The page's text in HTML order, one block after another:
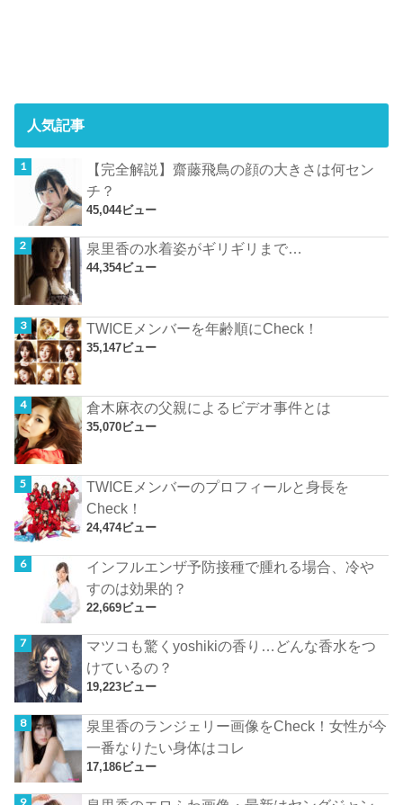
人気記事
【完全解説】齋藤飛鳥の顔の大きさは何セン
チ？
45,044ビュー
泉里香の水着姿がギリギリまで…
44,354ビュー
TWICEメンバーを年齢順にCheck！
35,147ビュー
倉木麻衣の父親によるビデオ事件とは
35,070ビュー
TWICEメンバーのプロフィールと身長を
Check！
24,474ビュー
インフルエンザ予防接種で腫れる場合、冷や
すのは効果的？
22,669ビュー
マツコも驚くyoshikiの香り…どんな香水をつ
けているの？
19,223ビュー
泉里香のランジェリー画像をCheck！女性が今
一番なりたい身体はコレ
17,186ビュー